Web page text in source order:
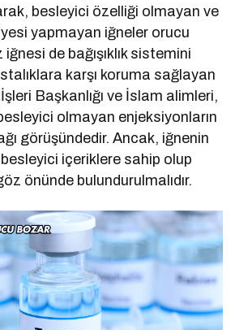
besleyici özelliği olmayan ve
yapmayan iğneler orucu
de bağışıklık sistemini
karşı koruma sağlayan
İşleri Başkanlığı ve İslam alimleri,
olmayan enjeksiyonların
görüşündedir. Ancak, iğnenin
içeriklere sahip olup
önünde bulundurulmalıdır.